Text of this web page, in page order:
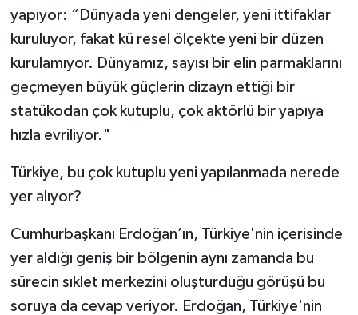
yapıyor: “Dünyada yeni dengeler, yeni ittifaklar
kuruluyor, fakat kü resel ölçekte yeni bir düzen
kurulamıyor. Dünyamız, sayısı bir elin parmaklarını
geçmeyen büyük güçlerin dizayn ettiği bir
statükodan çok kutuplu, çok aktörlü bir yapıya
hızla evriliyor."
Türkiye, bu çok kutuplu yeni yapılanmada nerede
yer alıyor?
Cumhurbaşkanı Erdoğan’ın, Türkiye'nin içerisinde
yer aldığı geniş bir bölgenin aynı zamanda bu
sürecin sıklet merkezini oluşturduğu görüşü bu
soruya da cevap veriyor. Erdoğan, Türkiye'nin